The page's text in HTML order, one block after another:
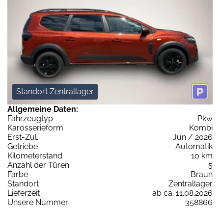
Standort Zentrallager
Allgemeine Daten:
Fahrzeugtyp
Pkw
Karosserieform
Kombi
Erst-Zul.
Jun / 2026
Getriebe
Automatik
Kilometerstand
10 km
Anzahl der Türen
5
Farbe
Braun
Standort
Zentrallager
Lieferzeit
ab ca. 11.08.2026
Unsere Nummer
358866